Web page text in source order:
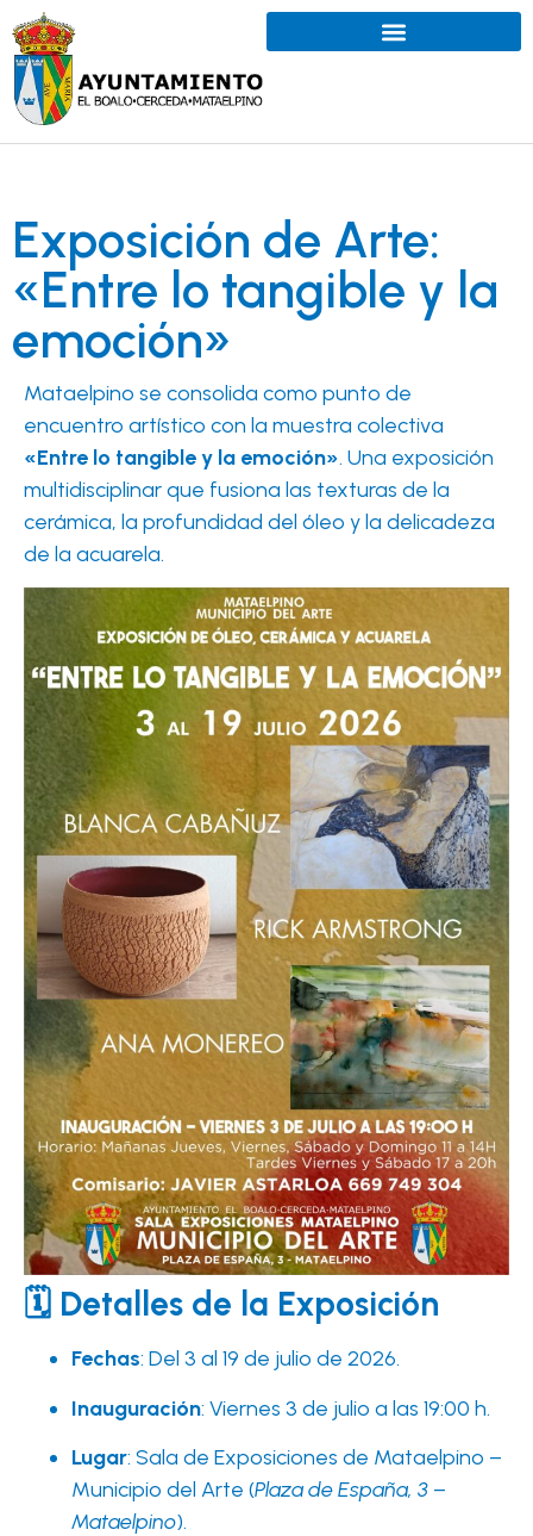
Exposición de Arte:
«Entre lo tangible y la
emoción»
Mataelpino se consolida como punto de
encuentro artístico con la muestra colectiva
«Entre lo tangible y la emoción». Una exposición
multidisciplinar que fusiona las texturas de la
cerámica, la profundidad del óleo y la delicadeza
de la acuarela.
🗓️ Detalles de la Exposición
Fechas: Del 3 al 19 de julio de 2026.
Inauguración: Viernes 3 de julio a las 19:00 h.
Lugar: Sala de Exposiciones de Mataelpino –
Municipio del Arte (Plaza de España, 3 –
Mataelpino).